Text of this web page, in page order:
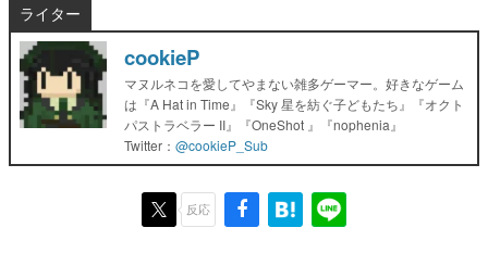
ライター
cookieP
マヌルネコを愛してやまない雑多ゲーマー。好きなゲーム
は『A Hat in Time』『Sky 星を紡ぐ子どもたち』『オクト
パストラベラー II』『OneShot 』『nophenia』
Twitter： @cookieP_Sub
反応